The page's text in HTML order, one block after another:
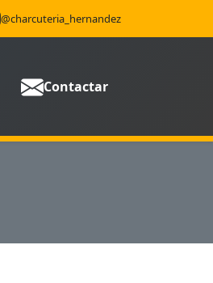
@charcuteria_hernandez
Contactar